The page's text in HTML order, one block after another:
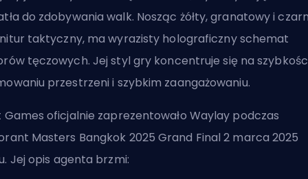
do zdobywania walk. Nosząc żółty, granatowy i
taktyczny, ma wyrazisty holograficzny schemat
tęczowych. Jej styl gry koncentruje się na
przestrzeni i szybkim zaangażowaniu.
Games oficjalnie zaprezentowało Waylay podczas
Masters Bangkok 2025 Grand Final 2 marca 2025
Jej opis agenta brzmi: